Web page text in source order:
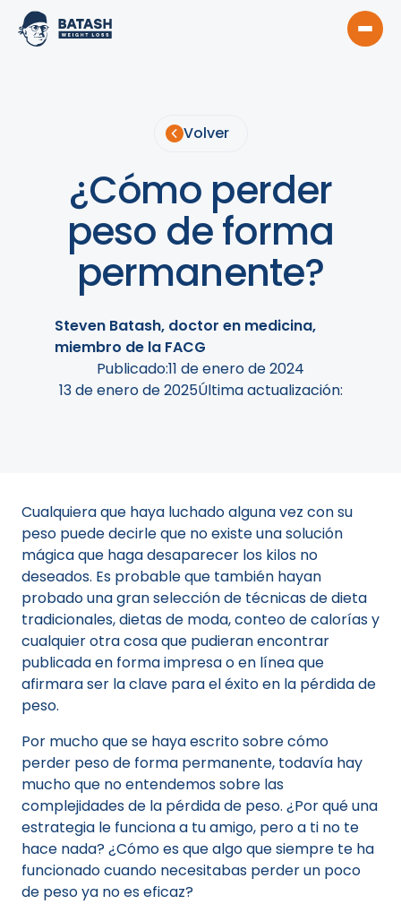
Volver
¿Cómo perder
peso de forma
permanente?
Steven Batash, doctor en medicina,
miembro de la FACG
Publicado:11 de enero de 2024
13 de enero de 2025Última actualización:
Cualquiera que haya luchado alguna vez con su
peso puede decirle que no existe una solución
mágica que haga desaparecer los kilos no
deseados. Es probable que también hayan
probado una gran selección de técnicas de dieta
tradicionales, dietas de moda, conteo de calorías y
cualquier otra cosa que pudieran encontrar
publicada en forma impresa o en línea que
afirmara ser la clave para el éxito en la pérdida de
peso.
Por mucho que se haya escrito sobre cómo
perder peso de forma permanente, todavía hay
mucho que no entendemos sobre las
complejidades de la pérdida de peso. ¿Por qué una
estrategia le funciona a tu amigo, pero a ti no te
hace nada? ¿Cómo es que algo que siempre te ha
funcionado cuando necesitabas perder un poco
de peso ya no es eficaz?